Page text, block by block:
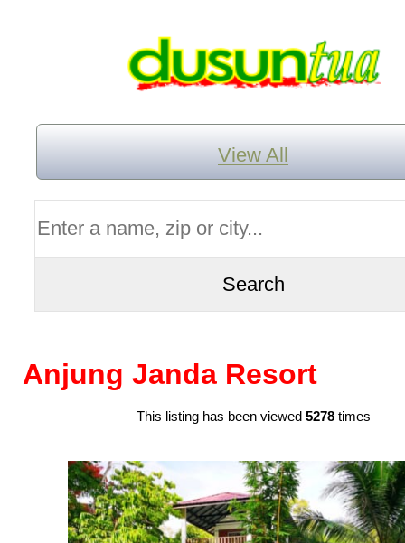
View All
Anjung Janda Resort
This listing has been viewed 5278times